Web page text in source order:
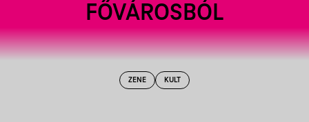
FŐVÁROSBÓL
ZENE KULT